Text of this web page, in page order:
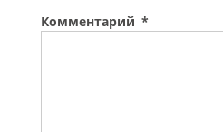
Комментарий *